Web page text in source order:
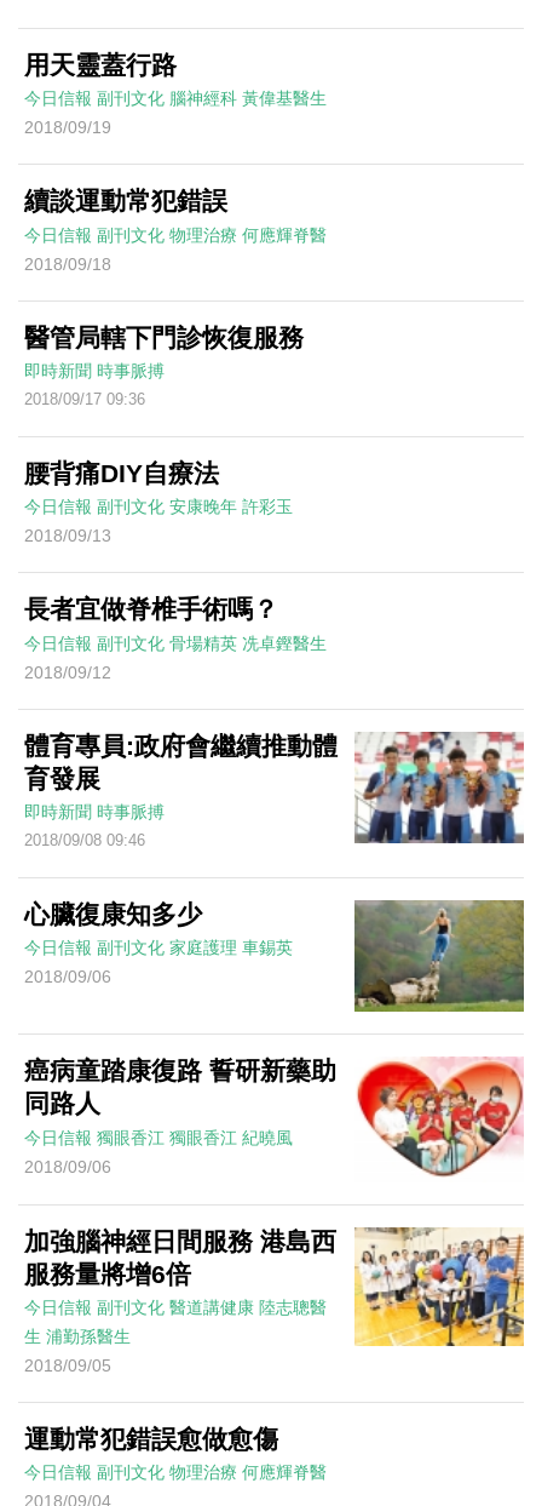
用天靈蓋行路
今日信報 副刊文化 腦神經科 黃偉基醫生
2018/09/19
續談運動常犯錯誤
今日信報 副刊文化 物理治療 何應輝脊醫
2018/09/18
醫管局轄下門診恢復服務
即時新聞 時事脈搏
2018/09/17 09:36
腰背痛DIY自療法
今日信報 副刊文化 安康晚年 許彩玉
2018/09/13
長者宜做脊椎手術嗎？
今日信報 副刊文化 骨場精英 冼卓鏗醫生
2018/09/12
體育專員:政府會繼續推動體
育發展
即時新聞 時事脈搏
2018/09/08 09:46
心臟復康知多少
今日信報 副刊文化 家庭護理 車錫英
2018/09/06
癌病童踏康復路 誓研新藥助
同路人
今日信報 獨眼香江 獨眼香江 紀曉風
2018/09/06
加強腦神經日間服務 港島西
服務量將增6倍
今日信報 副刊文化 醫道講健康 陸志聰醫
生 浦勤孫醫生
2018/09/05
運動常犯錯誤愈做愈傷
今日信報 副刊文化 物理治療 何應輝脊醫
2018/09/04